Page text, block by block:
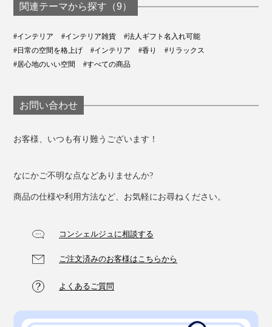
関連テーマから探す（9）
#インテリア #インテリア雑貨
#法人ギフト名入れ可能
#日常の空間を格上げ
#インテリア #香り
#リラックス
#居心地のいい空間
#すべての商品
お問い合わせ
お客様、いつも有り難うございます！
なにかご不明な点などありませんか?
商品の仕様や利用方法など、お気軽にお尋ねください。
コンシェルジュに相談する
ご注文済みのお客様はこちらから
よくあるご質問